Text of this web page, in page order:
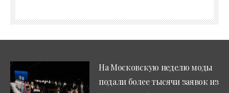
На Московскую неделю моды
подали более тысячи заявок из